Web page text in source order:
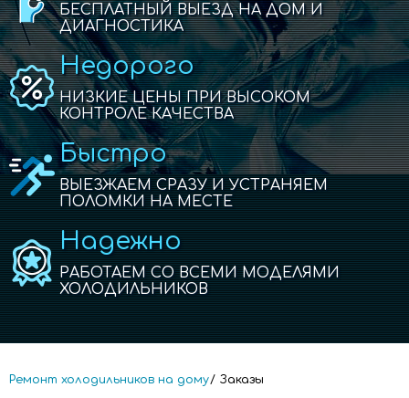
БЕСПЛАТНЫЙ ВЫЕЗД НА ДОМ И
ДИАГНОСТИКА
Недорого
НИЗКИЕ ЦЕНЫ ПРИ ВЫСОКОМ
КОНТРОЛЕ КАЧЕСТВА
Быстро
ВЫЕЗЖАЕМ СРАЗУ И УСТРАНЯЕМ
ПОЛОМКИ НА МЕСТЕ
Надежно
РАБОТАЕМ СО ВСЕМИ МОДЕЛЯМИ
ХОЛОДИЛЬНИКОВ
Ремонт холодильников на дому Заказы